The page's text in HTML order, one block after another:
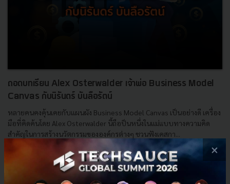
ถอดบทเรียน Alex Osterwalder เจ้าพ่อ Business Model
Canvas กับนิรันดร์ บันลือรัตน์
หลายคนคงคุ้นเคยกับแผนผัง Business Model Canvas เป็นอย่างดี เครื่อง
มือที่คิดค้นโดย Alex Osterwalder นี้ถือป็นหนึ่งในแม่แบบทางความคิด
สำคัญในการสร้างนวัตกรรมขององค์กรต่างๆ ชวนฟังเคสกา...
| ByTechsauce Team
SCG alex-osterwalder Chivit-D Platform
×